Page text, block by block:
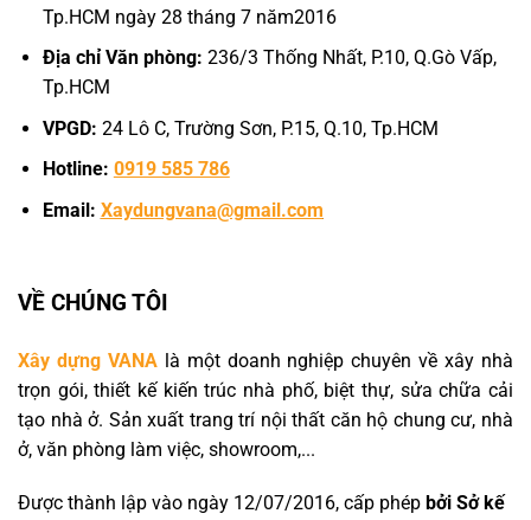
Tp.HCM ngày 28 tháng 7 năm2016
Địa chỉ Văn phòng: 236/3 Thống Nhất, P.10, Q.Gò Vấp,
Tp.HCM
VPGD: 24 Lô C, Trường Sơn, P.15, Q.10, Tp.HCM
Hotline: 0919 585 786
Email: Xaydungvana@gmail.com
VỀ CHÚNG TÔI
Xây dựng VANAlà một doanh nghiệp chuyên về xây nhà
trọn gói, thiết kế kiến trúc nhà phố, biệt thự, sửa chữa cải
tạo nhà ở. Sản xuất trang trí nội thất căn hộ chung cư, nhà
ở, văn phòng làm việc, showroom,...
Được thành lập vào ngày 12/07/2016, cấp phép bởi Sở kế